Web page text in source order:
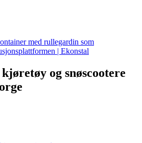
og snøscootere